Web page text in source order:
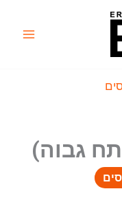
192 (מתח גבוה)